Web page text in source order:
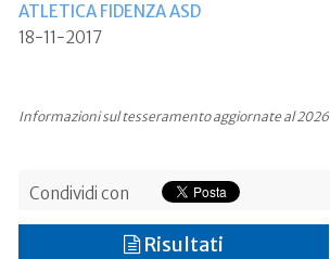
ATLETICA FIDENZA ASD
18-11-2017
Informazioni sul tesseramento aggiornate al 2026
Condividi con
Risultati